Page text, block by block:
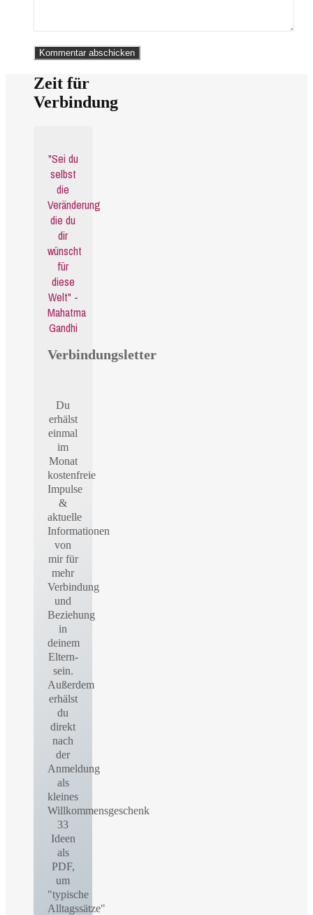
Zeit für
Verbindung
"Sei du
selbst
die
Veränderung
die du
dir
wünscht
für
diese
Welt" -
Mahatma
Gandhi
Verbindungsletter
Du
erhälst
einmal
im
Monat
kostenfreie
Impulse
&
aktuelle
Informationen
von
mir für
mehr
Verbindung
und
Beziehung
in
deinem
Eltern-
sein.
Außerdem
erhälst
du
direkt
nach
der
Anmeldung
als
kleines
Willkommensgeschenk
33
Ideen
als
PDF,
um
"typische
Alltagssätze"